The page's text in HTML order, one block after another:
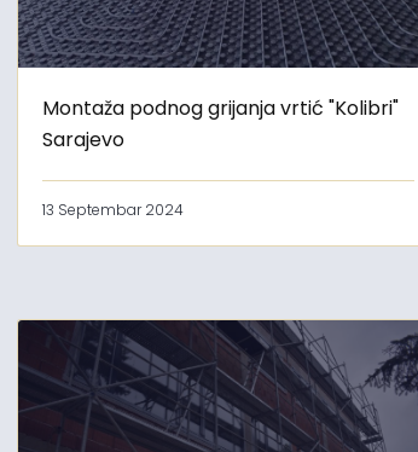
Montaža podnog grijanja vrtić "Kolibri"
Sarajevo
13 Septembar 2024